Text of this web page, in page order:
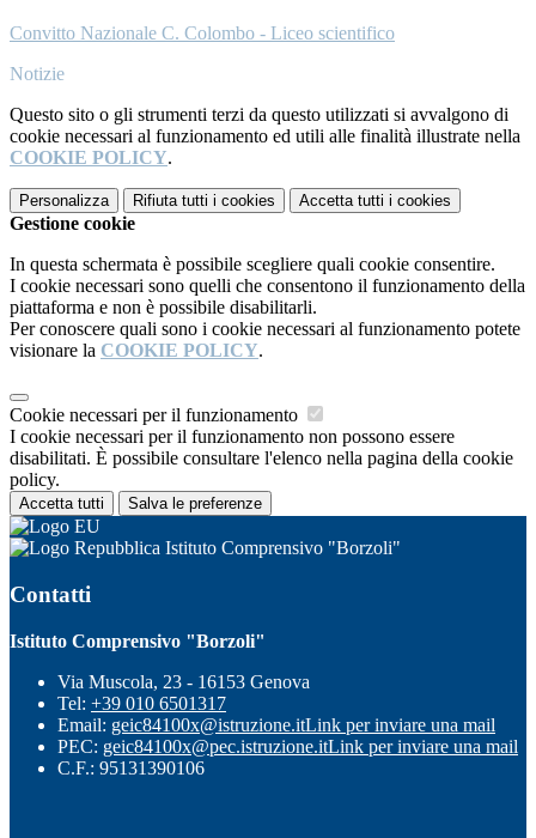
Convitto Nazionale C. Colombo - Liceo scientifico
Notizie
Questo sito o gli strumenti terzi da questo utilizzati si avvalgono di
cookie necessari al funzionamento ed utili alle finalità illustrate nella
COOKIE POLICY.
Personalizza Rifiuta tutti i cookies Accetta tutti i cookies
Gestione cookie
In questa schermata è possibile scegliere quali cookie consentire.
I cookie necessari sono quelli che consentono il funzionamento della
piattaforma e non è possibile disabilitarli.
Per conoscere quali sono i cookie necessari al funzionamento potete
visionare la COOKIE POLICY.
Cookie necessari per il funzionamento
I cookie necessari per il funzionamento non possono essere
disabilitati. È possibile consultare l'elenco nella pagina della cookie
policy.
Accetta tutti Salva le preferenze
Istituto Comprensivo "Borzoli"
Contatti
Istituto Comprensivo "Borzoli"
Via Muscola, 23 - 16153 Genova
Tel: +39 010 6501317
Email: geic84100x@istruzione.itLink per inviare una mail
PEC: geic84100x@pec.istruzione.itLink per inviare una mail
C.F.: 95131390106